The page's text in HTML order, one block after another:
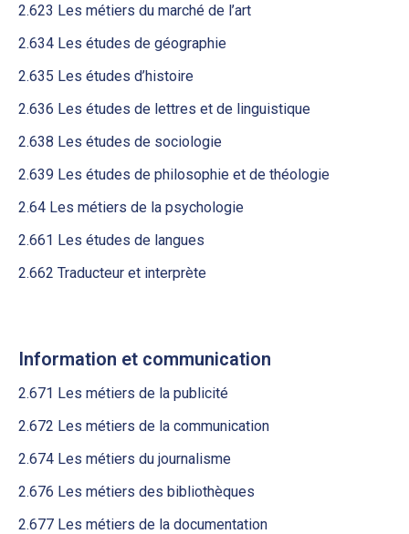
2.623 Les métiers du marché de l’art
2.634 Les études de géographie
2.635 Les études d’histoire
2.636 Les études de lettres et de linguistique
2.638 Les études de sociologie
2.639 Les études de philosophie et de théologie
2.64 Les métiers de la psychologie
2.661 Les études de langues
2.662 Traducteur et interprète
Information et communication
2.671 Les métiers de la publicité
2.672 Les métiers de la communication
2.674 Les métiers du journalisme
2.676 Les métiers des bibliothèques
2.677 Les métiers de la documentation